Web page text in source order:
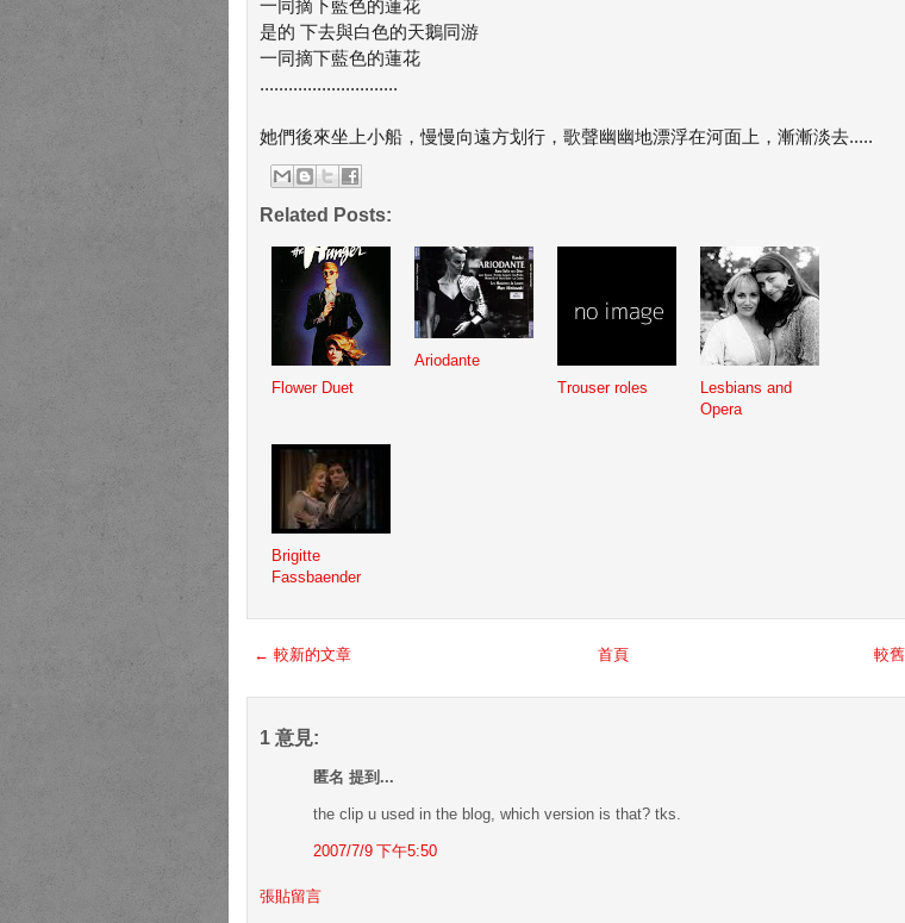
一同摘下藍色的蓮花
是的 下去與白色的天鵝同游
一同摘下藍色的蓮花
.............................
她們後來坐上小船，慢慢向遠方划行，歌聲幽幽地漂浮在河面上，漸漸淡去.....
Related Posts:
Flower Duet
Ariodante
Trouser roles
Lesbians and
Opera
Brigitte
Fassbaender
← 較新的文章 較
首頁
1 意見:
匿名 提到...
the clip u used in the blog, which version is that? tks.
2007/7/9 下午5:50
張貼留言